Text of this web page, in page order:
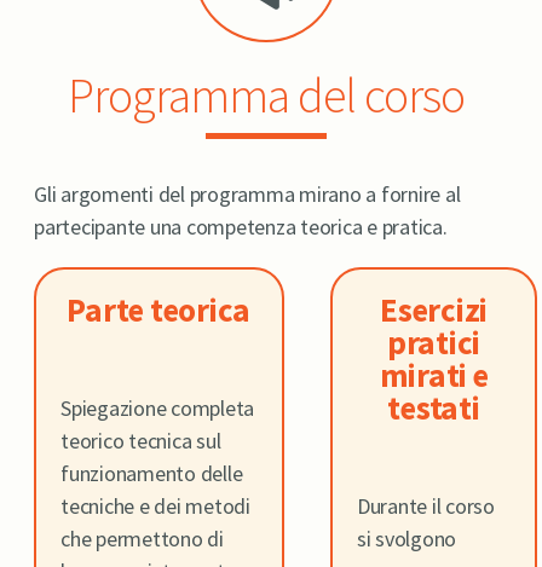
Programma del corso
Gli argomenti del programma mirano a fornire al
partecipante una competenza teorica e pratica.
Parte teorica
Spiegazione completa
teorico tecnica sul
funzionamento delle
tecniche e dei metodi
che permettono di
Esercizi
pratici
mirati e
testati
Durante il corso
si svolgono